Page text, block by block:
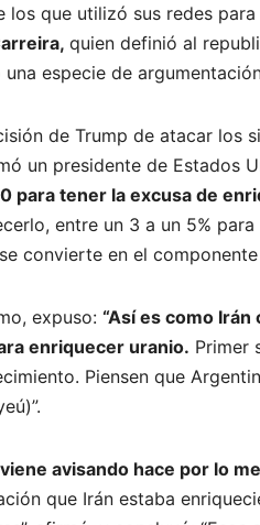
los que utilizó sus redes
quien definió al
una especie de
de Trump de atacar los
un presidente de Estados
para tener la excusa de
entre un 3 a un 5%
convierte en el
expuso: “Así es como
enriquecer uranio. Primer
Piensen que
avisando hace por lo
que Irán estaba